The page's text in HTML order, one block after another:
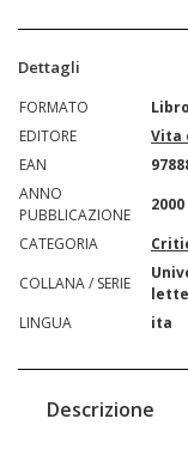
Dettagli
FORMATO
Libro
EDITORE
Vita
EAN
ANNO
PUBBLICAZIONE
2000
CATEGORIA
COLLANA / SERIE
LINGUA
ita
Descrizione